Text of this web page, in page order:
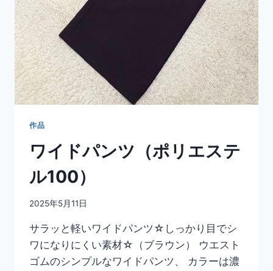
作品
ワイドパンツ（ポリエステ
ル100）
2025年5月11日
サラッと軽いワイドパンツ☆しっかり目でシ
ワになりにくい素材☆（ブラウン） ウエスト
ゴムのシンプルなワイドパンツ、 カラーは濃